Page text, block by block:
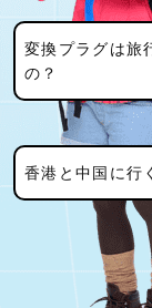
変換プラグは旅
の？
香港と中国に行